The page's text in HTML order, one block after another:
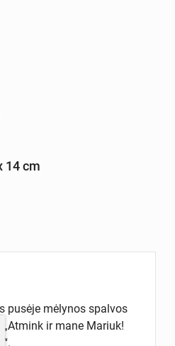
14 cm
pusėje mėlynos spalvos
„Atmink ir mane Mariuk!